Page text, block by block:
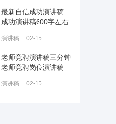
最新自信成功演讲稿
成功演讲稿600字左右
演讲稿 02-15
老师竞聘演讲稿三分钟
老师竞聘岗位演讲稿
演讲稿 02-15